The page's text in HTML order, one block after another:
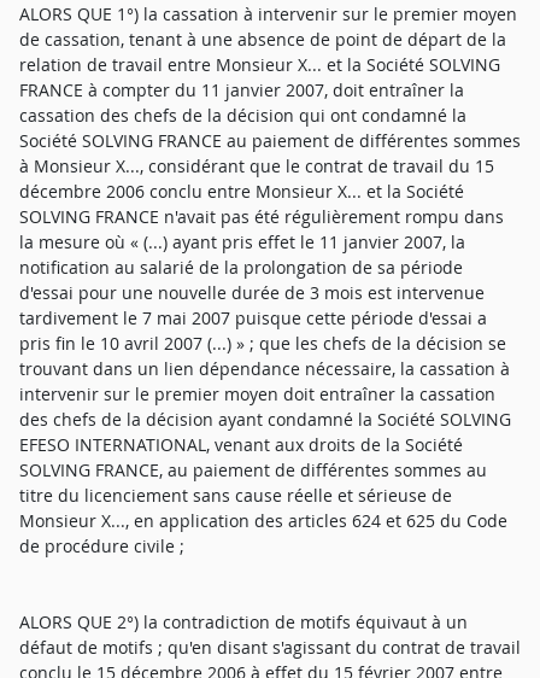
ALORS QUE 1°) la cassation à intervenir sur le premier moyen
de cassation, tenant à une absence de point de départ de la
relation de travail entre Monsieur X... et la Société SOLVING
FRANCE à compter du 11 janvier 2007, doit entraîner la
cassation des chefs de la décision qui ont condamné la
Société SOLVING FRANCE au paiement de différentes sommes
à Monsieur X..., considérant que le contrat de travail du 15
décembre 2006 conclu entre Monsieur X... et la Société
SOLVING FRANCE n'avait pas été régulièrement rompu dans
la mesure où « (...) ayant pris effet le 11 janvier 2007, la
notification au salarié de la prolongation de sa période
d'essai pour une nouvelle durée de 3 mois est intervenue
tardivement le 7 mai 2007 puisque cette période d'essai a
pris fin le 10 avril 2007 (...) » ; que les chefs de la décision se
trouvant dans un lien dépendance nécessaire, la cassation à
intervenir sur le premier moyen doit entraîner la cassation
des chefs de la décision ayant condamné la Société SOLVING
EFESO INTERNATIONAL, venant aux droits de la Société
SOLVING FRANCE, au paiement de différentes sommes au
titre du licenciement sans cause réelle et sérieuse de
Monsieur X..., en application des articles 624 et 625 du Code
de procédure civile ;
ALORS QUE 2°) la contradiction de motifs équivaut à un
défaut de motifs ; qu'en disant s'agissant du contrat de travail
conclu le 15 décembre 2006 à effet du 15 février 2007 entre